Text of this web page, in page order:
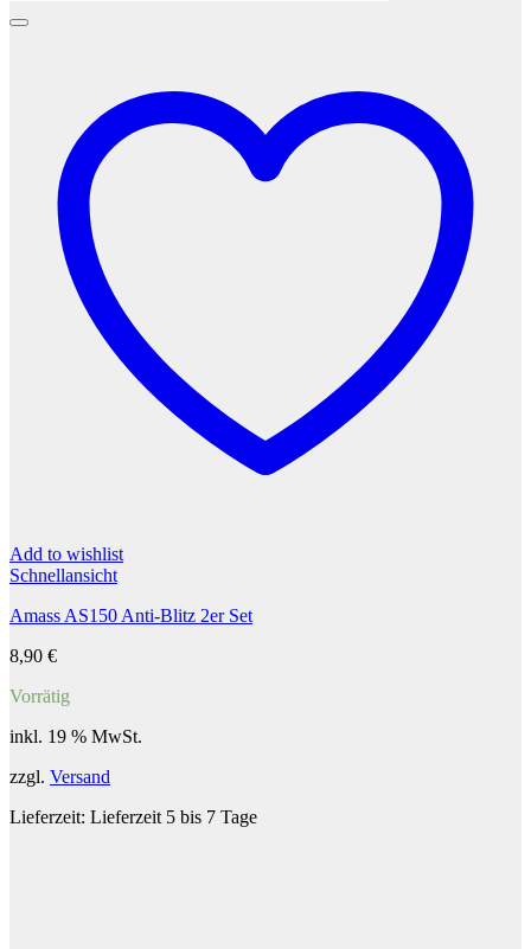
Add to wishlist
Schnellansicht
Amass AS150 Anti-Blitz 2er Set
8,90 €
Vorrätig
inkl. 19 % MwSt.
zzgl. Versand
Lieferzeit: Lieferzeit 5 bis 7 Tage